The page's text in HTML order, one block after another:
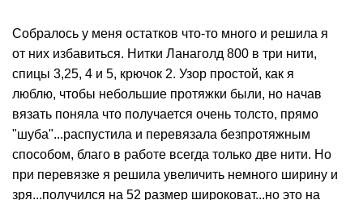
Собралось у меня остатков что-то много и решила я
от них избавиться. Нитки Ланаголд 800 в три нити,
спицы 3,25, 4 и 5, крючок 2. Узор простой, как я
люблю, чтобы небольшие протяжки были, но начав
вязать поняла что получается очень толсто, прямо
"шуба"...распустила и перевязала безпротяжным
способом, благо в работе всегда только две нити. Но
при перевязке я решила увеличить немного ширину и
зря...получился на 52 размер широковат...но это на